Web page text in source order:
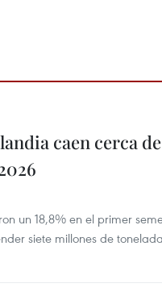
caen cerca
un 18,8% en el primer
siete millones de